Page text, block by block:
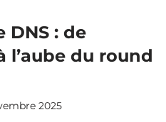
DNS : de
l’aube du round
2025